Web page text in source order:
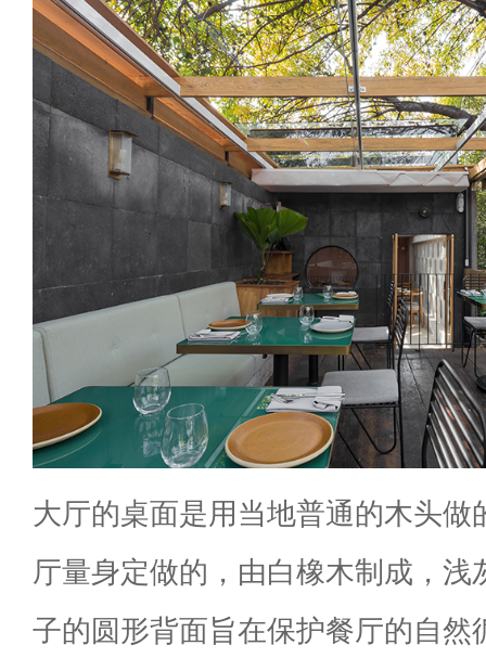
大厅的桌面是用当地普通的木头做
厅量身定做的，由白橡木制成，浅
子的圆形背面旨在保护餐厅的自然